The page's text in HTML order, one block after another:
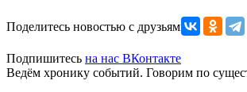
Поделитесь новостью с друзьями
Подпишитесь на нас ВКонтакте
Ведём хронику событий. Говорим по